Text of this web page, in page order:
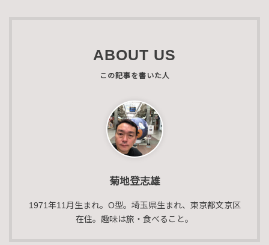
ABOUT US
菊地登志雄
1971年11月生まれ。O型。埼玉県生まれ、東京都文京区
在住。趣味は旅・食べること。